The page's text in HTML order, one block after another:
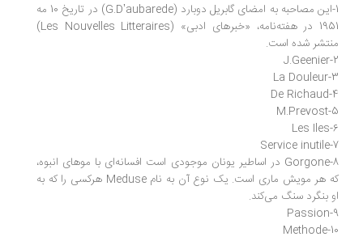
(G.D’aubarede)
در تاریخ 10 مه
(Les Nouvelles Litteraires)
منتشر شده است.
J.Geenier
La Douleur
De Richaud
M.Prevost
Les Iles
Service inutile
Gorgoneدر اساطیر یونان موجودی است افسانه‌ای با موهای انبوه،
که هر مویش ماری است. یک نوع آن به نامMeduseهرکسی را که به
او بنگرد سنگ می‌کند.
Passion
Methode